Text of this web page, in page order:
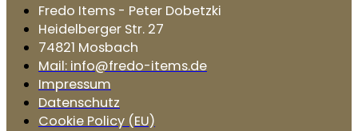
Fredo Items - Peter Dobetzki
Heidelberger Str. 27
74821 Mosbach
Mail: info@fredo-items.de
Impressum
Datenschutz
Cookie Policy (EU)